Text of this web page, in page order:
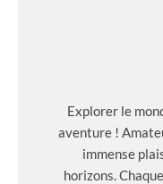
Explorer le
aventure !
immense
horizons.